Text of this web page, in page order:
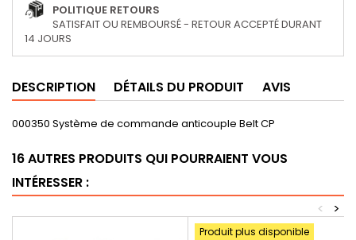
POLITIQUE RETOURS
SATISFAIT OU REMBOURSÉ - RETOUR ACCEPTÉ DURANT
14 JOURS
DESCRIPTION DÉTAILS DU PRODUIT AVIS
000350 Système de commande anticouple Belt CP
16 AUTRES PRODUITS QUI POURRAIENT VOUS
INTÉRESSER :
>
<
Produit plus disponible